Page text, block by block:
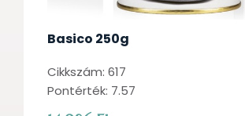
Basico 250g
Cikkszám: 617
Pontérték: 7.57